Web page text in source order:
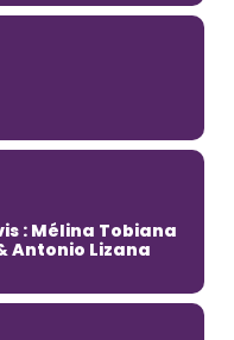
: Mélina Tobiana
Antonio Lizana